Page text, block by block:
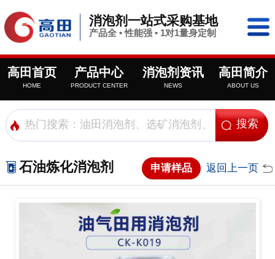
消泡剂一站式采购基地
产品全 • 性能强 • 1对1量身定制
高田首页
HOME
产品中心
PRODUCT CENTER
消泡剂资讯
NEWS
高田简介
ABOUT US
石油炼化消泡剂 申请样品 返回上一页